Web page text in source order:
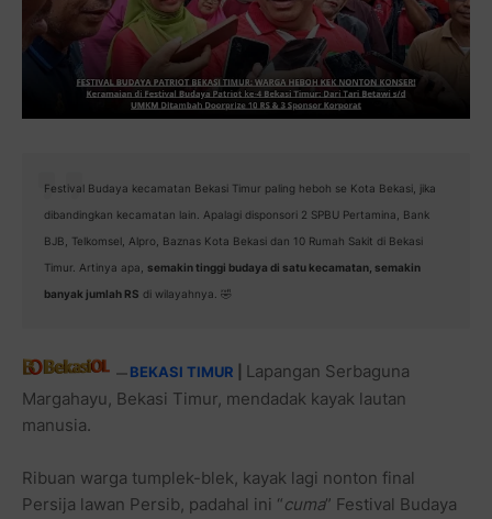
Festival Budaya kecamatan Bekasi Timur paling heboh se Kota Bekasi, jika
dibandingkan kecamatan lain. Apalagi disponsori 2 SPBU Pertamina, Bank
BJB, Telkomsel, Alpro, Baznas Kota Bekasi dan 10 Rumah Sakit di Bekasi
Timur. Artinya apa, semakin tinggi budaya di satu kecamatan, semakin
banyak jumlah RS di wilayahnya. 🤣
— BEKASI TIMUR
Lapangan Serbaguna
Margahayu, Bekasi Timur, mendadak kayak lautan
manusia.
Ribuan warga tumplek-blek, kayak lagi nonton final
Persija lawan Persib, padahal ini “cuma” Festival Budaya